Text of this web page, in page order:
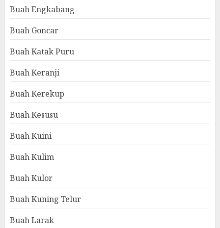
Buah Engkabang
Buah Goncar
Buah Katak Puru
Buah Keranji
Buah Kerekup
Buah Kesusu
Buah Kuini
Buah Kulim
Buah Kulor
Buah Kuning Telur
Buah Larak